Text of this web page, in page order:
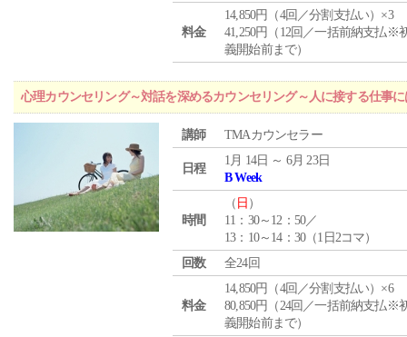
料金
14,850円（4回／分割支払い）×3
41,250円（12回／一括前納支払※
義開始前まで）
心理カウンセリング～対話を深めるカウンセリング～人に接する仕事
講師 TMAカウンセラー
日程
1月 14日 ～ 6月 23日
B Week
時間
（ 日 ）
11：30～12：50／
13：10～14：30（1日2コマ）
回数
全24回
料金
14,850円（4回／分割支払い）×6
80,850円（24回／一括前納支払※
義開始前まで）